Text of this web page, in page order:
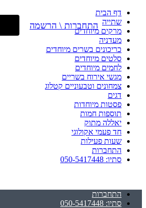
דף הבית
שתייה
מרקים מיוחדים
מעדניה
כריכונים בשרים מיוחדים
סלטים מיוחדים
לחמים מיוחדים
מגשי אירוח בשריים
צמחונים וטבעוניים קטלוג
דגים
פסטות מיוחדות
תוספות חמות
יאללה מתוק
חד פעמי אקולוגי
שעות פעילות
התחברות
סתיו: 050-5417448
התחברות
סתיו: 050-5417448
התחברות \ הרשמה